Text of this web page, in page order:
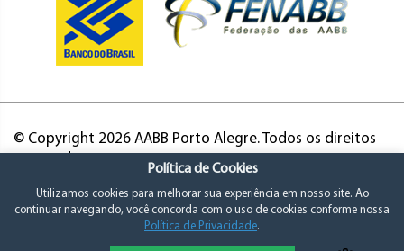
© Copyright 2026 AABB Porto Alegre. Todos os direitos
Política de Cookies
Utilizamos cookies para melhorar sua experiência em nosso site. Ao
continuar navegando, você concorda com o uso de cookies conforme nossa
Política de Privacidade.